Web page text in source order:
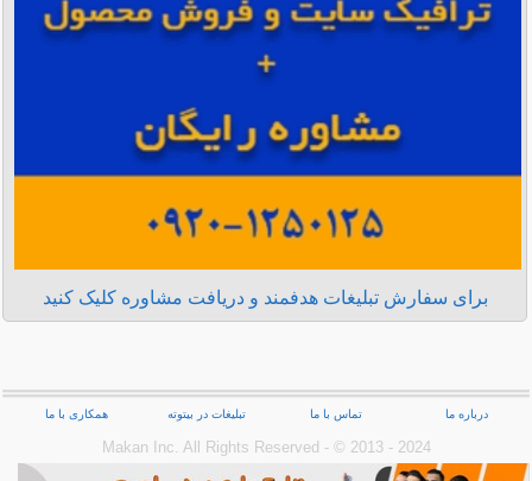
برای سفارش تبلیغات هدفمند و دریافت مشاوره کلیک کنید
درباره ما تماس با ما تبلیغات در بیتوته همکاری با ما
Makan Inc.‎ All Rights Reserved - © 2013 - 2024